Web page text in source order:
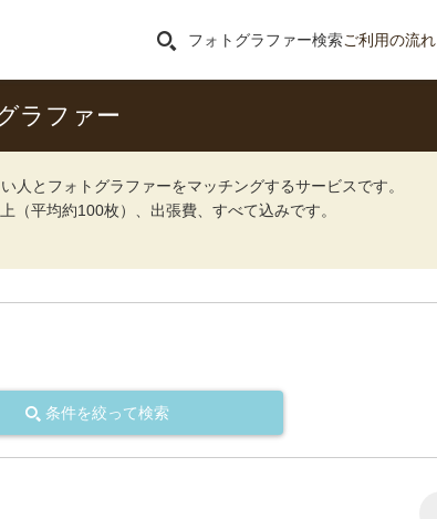
フォトグラファー検索ご利用の流れ
ラファー
人とフォトグラファーをマッチングするサービスです。
平均約100枚）、出張費、すべて込みです。
条件を絞って検索